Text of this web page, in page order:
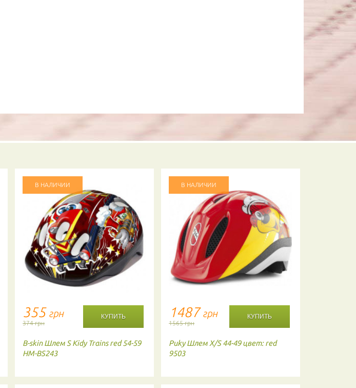
В НАЛИЧИИ
355 грн
374 грн
B-skin Шлем S Kidy Trains red 54-59
HM-BS243
В НАЛИЧИИ
1487грн
1565 грн
Puky Шлем X/S 44-49 цвет: red
9503